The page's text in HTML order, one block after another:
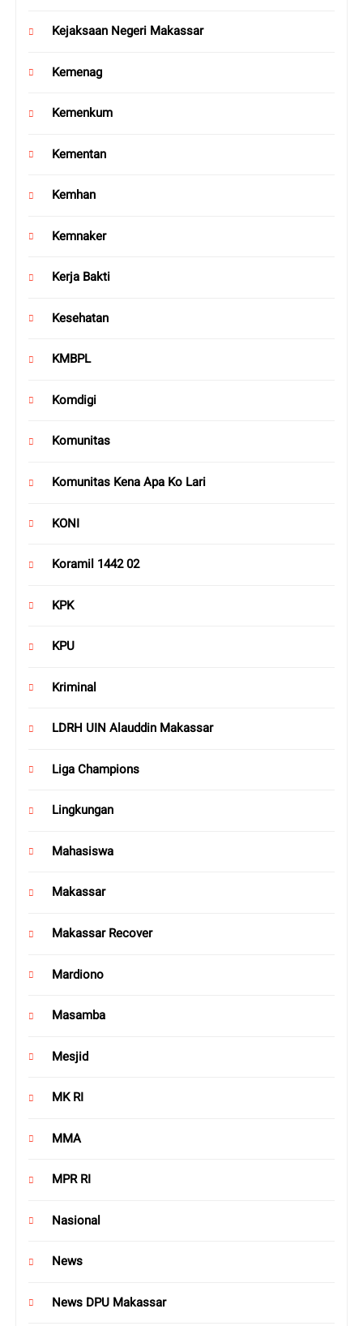
Kejaksaan Negeri Makassar
Kemenag
Kemenkum
Kementan
Kemhan
Kemnaker
Kerja Bakti
Kesehatan
KMBPL
Komdigi
Komunitas
Komunitas Kena Apa Ko Lari
KONI
Koramil 1442 02
KPK
KPU
Kriminal
LDRH UIN Alauddin Makassar
Liga Champions
Lingkungan
Mahasiswa
Makassar
Makassar Recover
Mardiono
Masamba
Mesjid
MK RI
MMA
MPR RI
Nasional
News
News DPU Makassar